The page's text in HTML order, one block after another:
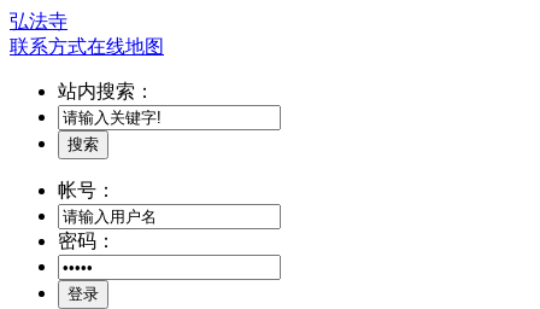
弘法寺
联系方式在线地图
站内搜索：
搜索
帐号：
密码：
登录